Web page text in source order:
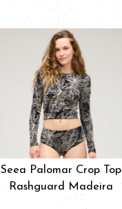
Seea Palomar Crop Top
Rashguard Madeira